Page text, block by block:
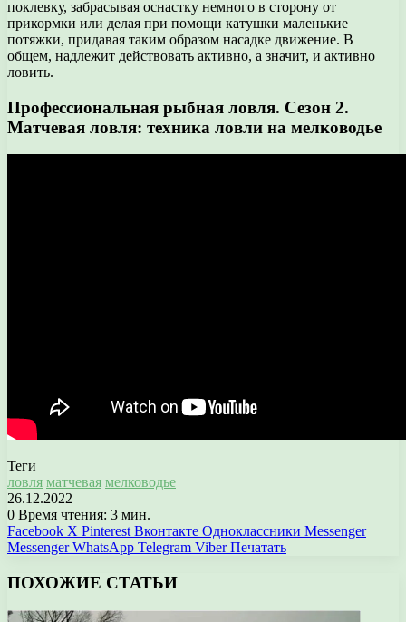
поклевку, забрасывая оснастку немного в сторону от
прикормки или делая при помощи катушки маленькие
потяжки, придавая таким образом насадке движение. В
общем, надлежит действовать активно, а значит, и активно
ловить.
Профессиональная рыбная ловля. Сезон 2.
Матчевая ловля: техника ловли на мелководье
Теги
ловля матчевая мелководье
26.12.2022
0 Время чтения: 3 мин.
Facebook X Pinterest Вконтакте Одноклассники Messenger
Messenger WhatsApp Telegram Viber Печатать
ПОХОЖИЕ СТАТЬИ